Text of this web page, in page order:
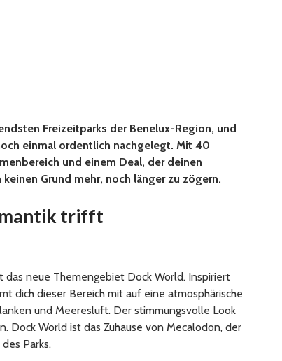
Freizeitparks der Benelux-Region, und
einmal ordentlich nachgelegt. Mit 40
und einem Deal, der deinen
Grund mehr, noch länger zu zögern.
trifft
das neue Themengebiet Dock World. Inspiriert
dich dieser Bereich mit auf eine atmosphärische
und Meeresluft. Der stimmungsvolle Look
Dock World ist das Zuhause von Mecalodon, der
Parks.